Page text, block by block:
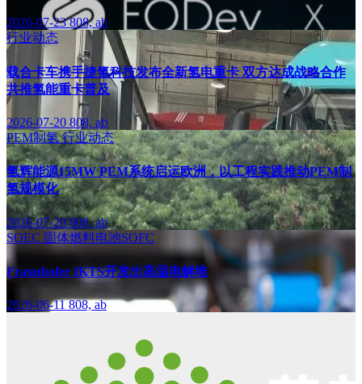
2026-07-23808, ab
行业动态
载合卡车携手捷氢科技发布全新氢电重卡 双方达成战略合作
共推氢能重卡普及
2026-07-20 808, ab
PEM制氢行业动态
氢辉能源15MW PEM系统启运欧洲，以工程实践推动PEM制
氢规模化
2026-07-20808, ab
SOEC 固体燃料电池SOFC
Fraunhofer IKTS开发出高温电解堆
2026-06-11808, ab